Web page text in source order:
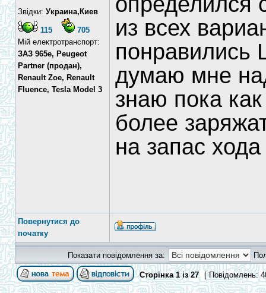
Звідки: Украина,Киев
115
705
Мій електротранспорт:
ЗАЗ 965e, Peugeot
Partner (продан),
Renault Zoe, Renault
Fluence, Tesla Model 3
из всех
понравились
думаю мне
знаю пока
более
на запас
Повернутися до
початку
Показати повідомлення за:
Сторінка1із27 [ Повідомлень: